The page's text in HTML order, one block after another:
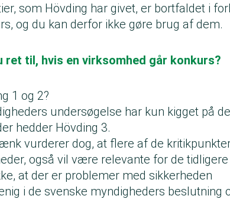
som Hövding har givet, er bortfaldet i
og du kan derfor ikke gøre brug af dem.
ret til, hvis en virksomhed går konkurs?
1 og 2?
undersøgelse har kun kigget på
hedder Hövding 3.
vurderer dog, at flere af de
også vil være relevante for de
at der er problemer med sikkerheden
i de svenske myndigheders beslutning